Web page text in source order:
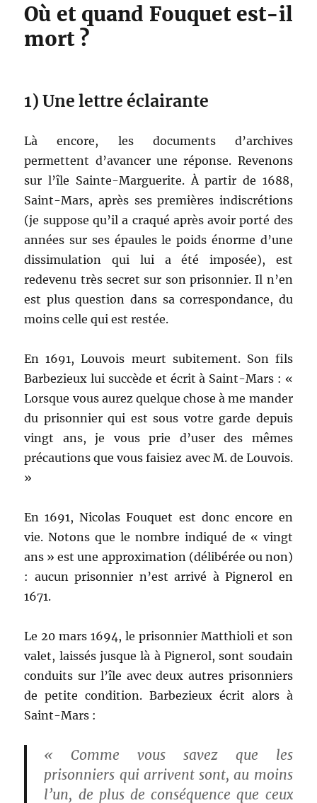
Où et quand Fouquet est-il
mort ?
1) Une lettre éclairante
Là encore, les documents d’archives
permettent d’avancer une réponse. Revenons
sur l’île Sainte-Marguerite. À partir de 1688,
Saint-Mars, après ses premières indiscrétions
(je suppose qu’il a craqué après avoir porté des
années sur ses épaules le poids énorme d’une
dissimulation qui lui a été imposée), est
redevenu très secret sur son prisonnier. Il n’en
est plus question dans sa correspondance, du
moins celle qui est restée.
En 1691, Louvois meurt subitement. Son fils
Barbezieux lui succède et écrit à Saint-Mars : «
Lorsque vous aurez quelque chose à me mander
du prisonnier qui est sous votre garde depuis
vingt ans, je vous prie d’user des mêmes
précautions que vous faisiez avec M. de Louvois.
»
En 1691, Nicolas Fouquet est donc encore en
vie. Notons que le nombre indiqué de « vingt
ans » est une approximation (délibérée ou non)
: aucun prisonnier n’est arrivé à Pignerol en
1671.
Le 20 mars 1694, le prisonnier Matthioli et son
valet, laissés jusque là à Pignerol, sont soudain
conduits sur l’île avec deux autres prisonniers
de petite condition. Barbezieux écrit alors à
Saint-Mars :
« Comme vous savez que les
prisonniers qui arrivent sont, au moins
l’un, de plus de conséquence que ceux